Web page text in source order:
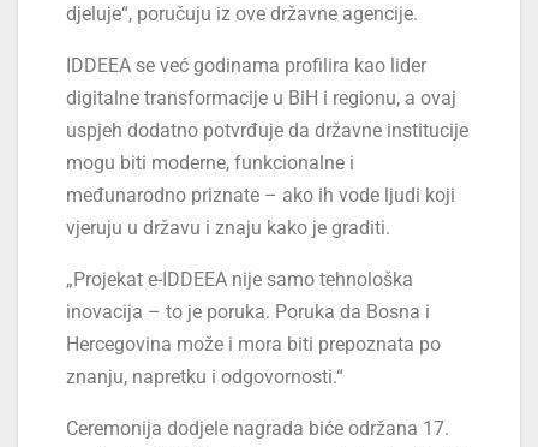
djeluje“, poručuju iz ove državne agencije.
IDDEEA se već godinama profilira kao lider
digitalne transformacije u BiH i regionu, a ovaj
uspjeh dodatno potvrđuje da državne institucije
mogu biti moderne, funkcionalne i
međunarodno priznate – ako ih vode ljudi koji
vjeruju u državu i znaju kako je graditi.
„Projekat e-IDDEEA nije samo tehnološka
inovacija – to je poruka. Poruka da Bosna i
Hercegovina može i mora biti prepoznata po
znanju, napretku i odgovornosti.“
Ceremonija dodjele nagrada biće održana 17.